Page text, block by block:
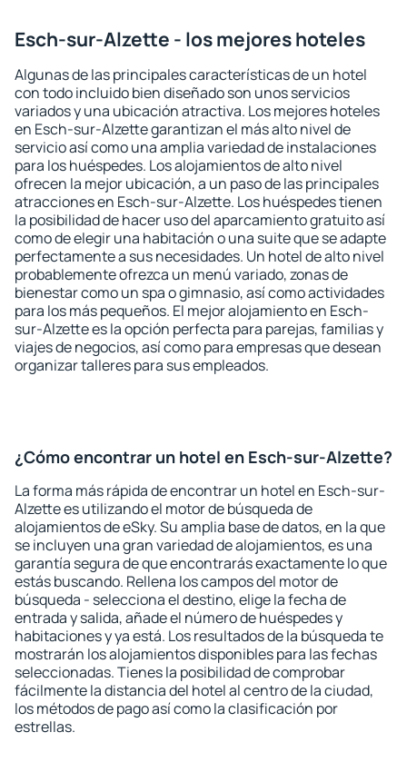
Esch-sur-Alzette - los mejores hoteles
Algunas de las principales características de un hotel
con todo incluido bien diseñado son unos servicios
variados y una ubicación atractiva. Los mejores hoteles
en Esch-sur-Alzette garantizan el más alto nivel de
servicio así como una amplia variedad de instalaciones
para los huéspedes. Los alojamientos de alto nivel
ofrecen la mejor ubicación, a un paso de las principales
atracciones en Esch-sur-Alzette. Los huéspedes tienen
la posibilidad de hacer uso del aparcamiento gratuito así
como de elegir una habitación o una suite que se adapte
perfectamente a sus necesidades. Un hotel de alto nivel
probablemente ofrezca un menú variado, zonas de
bienestar como un spa o gimnasio, así como actividades
para los más pequeños. El mejor alojamiento en Esch-
sur-Alzette es la opción perfecta para parejas, familias y
viajes de negocios, así como para empresas que desean
organizar talleres para sus empleados.
¿Cómo encontrar un hotel en Esch-sur-Alzette?
La forma más rápida de encontrar un hotel en Esch-sur-
Alzette es utilizando el motor de búsqueda de
alojamientos de eSky. Su amplia base de datos, en la que
se incluyen una gran variedad de alojamientos, es una
garantía segura de que encontrarás exactamente lo que
estás buscando. Rellena los campos del motor de
búsqueda - selecciona el destino, elige la fecha de
entrada y salida, añade el número de huéspedes y
habitaciones y ya está. Los resultados de la búsqueda te
mostrarán los alojamientos disponibles para las fechas
seleccionadas. Tienes la posibilidad de comprobar
fácilmente la distancia del hotel al centro de la ciudad,
los métodos de pago así como la clasificación por
estrellas.